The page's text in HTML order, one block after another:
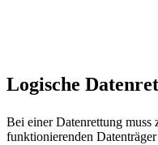
Logische
Bei einer Datenrettung muss
funktionierenden